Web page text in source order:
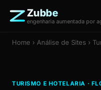
Zubbe
engenharia aumentada por
Home › Análise de Sites ›
TURISMO E HOTELARIA ·